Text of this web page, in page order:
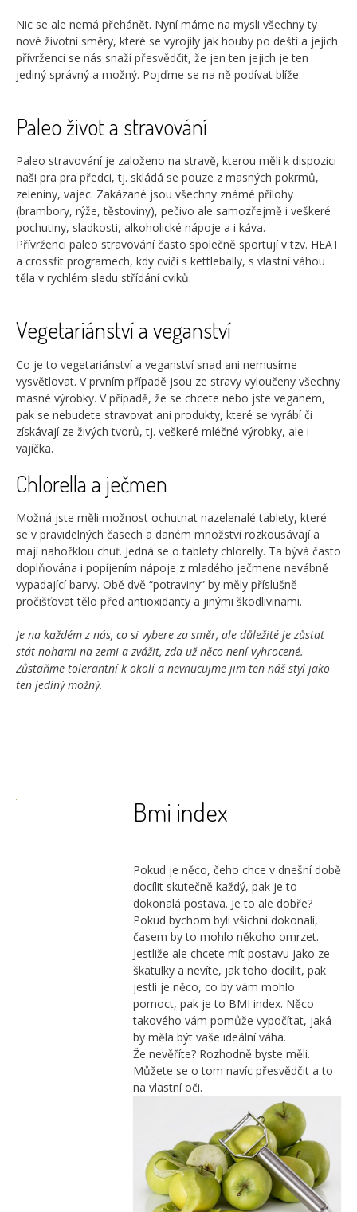
Nic se ale nemá přehánět. Nyní máme na mysli všechny ty
nové životní směry, které se vyrojily jak houby po dešti a jejich
přívrženci se nás snaží přesvědčit, že jen ten jejich je ten
jediný správný a možný. Pojďme se na ně podívat blíže.
Paleo život a stravování
Paleo stravování je založeno na stravě, kterou měli k dispozici
naši pra pra předci, tj. skládá se pouze z masných pokrmů,
zeleniny, vajec. Zakázané jsou všechny známé přílohy
(brambory, rýže, těstoviny), pečivo ale samozřejmě i veškeré
pochutiny, sladkosti, alkoholické nápoje a i káva.
Přívrženci paleo stravování často společně sportují v tzv. HEAT
a crossfit programech, kdy cvičí s kettlebally, s vlastní váhou
těla v rychlém sledu střídání cviků.
Vegetariánství a veganství
Co je to vegetariánství a veganství snad ani nemusíme
vysvětlovat. V prvním případě jsou ze stravy vyloučeny všechny
masné výrobky. V případě, že se chcete nebo jste veganem,
pak se nebudete stravovat ani produkty, které se vyrábí či
získávají ze živých tvorů, tj. veškeré mléčné výrobky, ale i
vajíčka.
Chlorella a ječmen
Možná jste měli možnost ochutnat nazelenalé tablety, které
se v pravidelných časech a daném množství rozkousávají a
mají nahořklou chuť. Jedná se o tablety chlorelly. Ta bývá často
doplňována i popíjením nápoje z mladého ječmene nevábně
vypadající barvy. Obě dvě “potraviny” by měly příslušně
pročišťovat tělo před antioxidanty a jinými škodlivinami.
Je na každém z nás, co si vybere za směr, ale důležité je zůstat
stát nohami na zemi a zvážit, zda už něco není vyhrocené.
Zůstaňme tolerantní k okolí a nevnucujme jim ten náš styl jako
ten jediný možný.
Bmi index
Pokud je něco, čeho chce v dnešní době
docílit skutečně každý, pak je to
dokonalá postava. Je to ale dobře?
Pokud bychom byli všichni dokonalí,
časem by to mohlo někoho omrzet.
Jestliže ale chcete mít postavu jako ze
škatulky a nevíte, jak toho docílit, pak
jestli je něco, co by vám mohlo
pomoct, pak je to BMI index. Něco
takového vám pomůže vypočítat, jaká
by měla být vaše ideální váha.
Že nevěříte? Rozhodně byste měli.
Můžete se o tom navíc přesvědčit a to
na vlastní oči.